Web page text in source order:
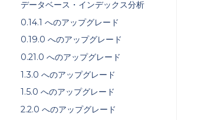
データベース・インデックス分析
0.14.1 へのアップグレード
0.19.0 へのアップグレード
0.21.0 へのアップグレード
1.3.0 へのアップグレード
1.5.0 へのアップグレード
2.2.0 へのアップグレード